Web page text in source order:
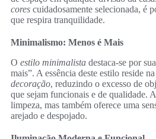
cores cuidadosamente selecionada, é
que respira tranquilidade.
Minimalismo: Menos é Mais
O estilo minimalista destaca-se por
mais”. A essência deste estilo reside na
decoração, reduzindo o excesso de
que sejam funcionais e de qualidade.
limpeza, mas também oferece uma
arejado e despojado.